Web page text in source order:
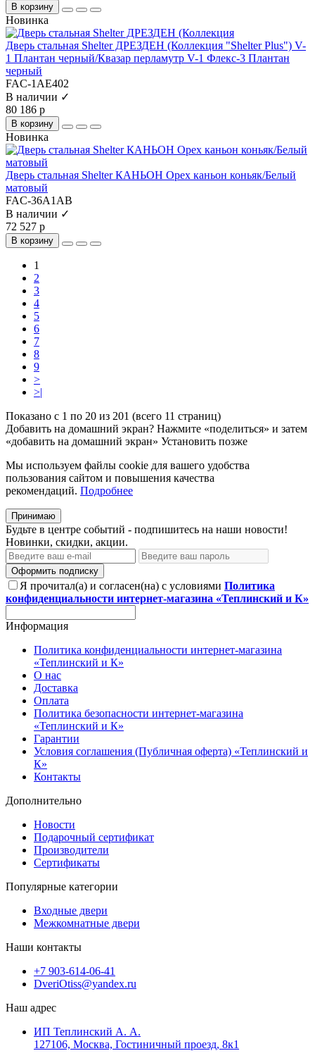
В корзину
Новинка
Дверь стальная Shelter ДРЕЗДЕН (Коллекция "Shelter Plus") V-
1 Плантан черный/Квазар перламутр V-1 Флекс-3 Плантан
черный
FAC-1AE402
В наличии ✓
80 186 р
В корзину
Новинка
Дверь стальная Shelter КАНЬОН Орех каньон коньяк/Белый
матовый
FAC-36A1AB
В наличии ✓
72 527 р
В корзину
1
2
3
4
5
6
7
8
9
>
>|
Показано с 1 по 20 из 201 (всего 11 страниц)
Добавить на домашний экран? Нажмите «поделиться» и затем
«добавить на домашний экран» Установить позже
Мы используем файлы cookie для вашего удобства
пользования сайтом и повышения качества
рекомендаций. Подробнее
Принимаю
Будьте в центре событий - подпишитесь на наши новости!
Новинки, скидки, акции.
Оформить подписку
Я прочитал(а) и согласен(на) с условиями Политика
конфиденциальности интернет-магазина «Теплинский и К»
Информация
Политика конфиденциальности интернет-магазина
«Теплинский и К»
О нас
Доставка
Оплата
Политика безопасности интернет-магазина
«Теплинский и К»
Гарантии
Условия соглашения (Публичная оферта) «Теплинский и
К»
Контакты
Дополнительно
Новости
Подарочный сертификат
Производители
Сертификаты
Популярные категории
Входные двери
Межкомнатные двери
Наши контакты
+7 903-614-06-41
DveriOtiss@yandex.ru
Наш адрес
ИП Теплинский А. А.
127106, Москва, Гостиничный проезд, 8к1